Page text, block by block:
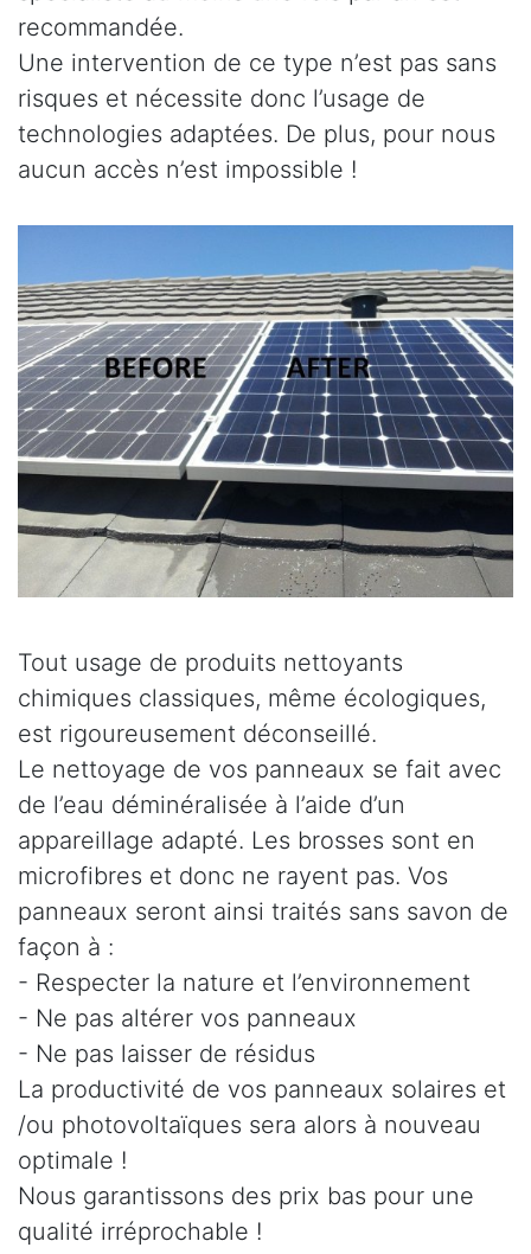
recommandée.
Une intervention de ce type n’est pas sans
risques et nécessite donc l’usage de
technologies adaptées. De plus, pour nous
aucun accès n’est impossible !
Tout usage de produits nettoyants
chimiques classiques, même écologiques,
est rigoureusement déconseillé.
Le nettoyage de vos panneaux se fait avec
de l’eau déminéralisée à l’aide d’un
appareillage adapté. Les brosses sont en
microfibres et donc ne rayent pas. Vos
panneaux seront ainsi traités sans savon de
façon à :
- Respecter la nature et l’environnement
- Ne pas altérer vos panneaux
- Ne pas laisser de résidus
La productivité de vos panneaux solaires et
/ou photovoltaïques sera alors à nouveau
optimale !
Nous garantissons des prix bas pour une
qualité irréprochable !